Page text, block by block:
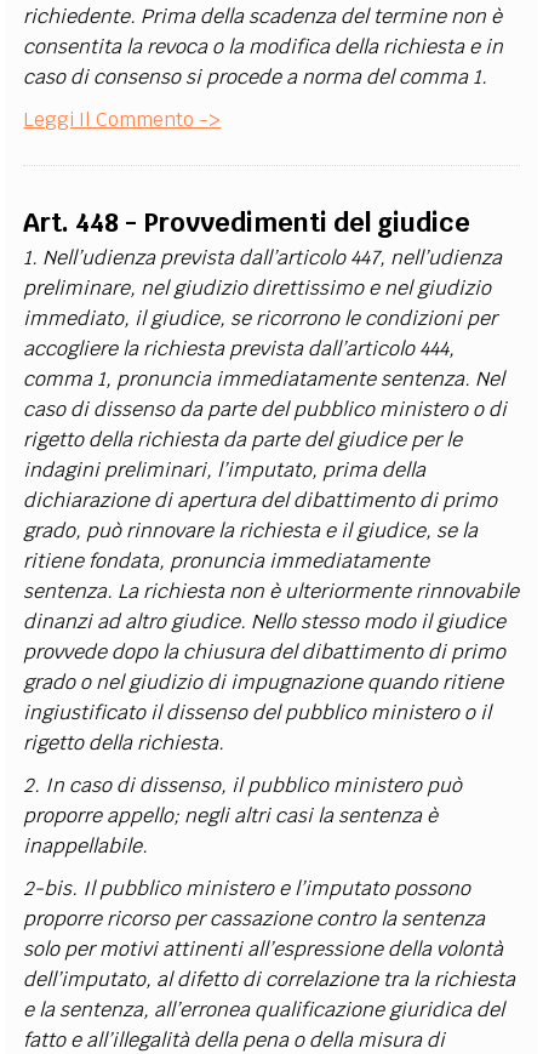
richiedente. Prima della scadenza del termine non è
consentita la revoca o la modifica della richiesta e in
caso di consenso si procede a norma del comma 1.
Leggi Il Commento ->
Art. 448 - Provvedimenti del giudice
1. Nell’udienza prevista dall’articolo 447, nell’udienza
preliminare, nel giudizio direttissimo e nel giudizio
immediato, il giudice, se ricorrono le condizioni per
accogliere la richiesta prevista dall’articolo 444,
comma 1, pronuncia immediatamente sentenza. Nel
caso di dissenso da parte del pubblico ministero o di
rigetto della richiesta da parte del giudice per le
indagini preliminari, l’imputato, prima della
dichiarazione di apertura del dibattimento di primo
grado, può rinnovare la richiesta e il giudice, se la
ritiene fondata, pronuncia immediatamente
sentenza. La richiesta non è ulteriormente rinnovabile
dinanzi ad altro giudice. Nello stesso modo il giudice
provvede dopo la chiusura del dibattimento di primo
grado o nel giudizio di impugnazione quando ritiene
ingiustificato il dissenso del pubblico ministero o il
rigetto della richiesta.
2. In caso di dissenso, il pubblico ministero può
proporre appello; negli altri casi la sentenza è
inappellabile.
2-bis. Il pubblico ministero e l’imputato possono
proporre ricorso per cassazione contro la sentenza
solo per motivi attinenti all’espressione della volontà
dell’imputato, al difetto di correlazione tra la richiesta
e la sentenza, all’erronea qualificazione giuridica del
fatto e all’illegalità della pena o della misura di